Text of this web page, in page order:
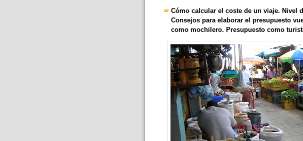
Cómo calcular el coste de un viaje. Nivel
Consejos para elaborar el presupuesto
como mochilero. Presupuesto como